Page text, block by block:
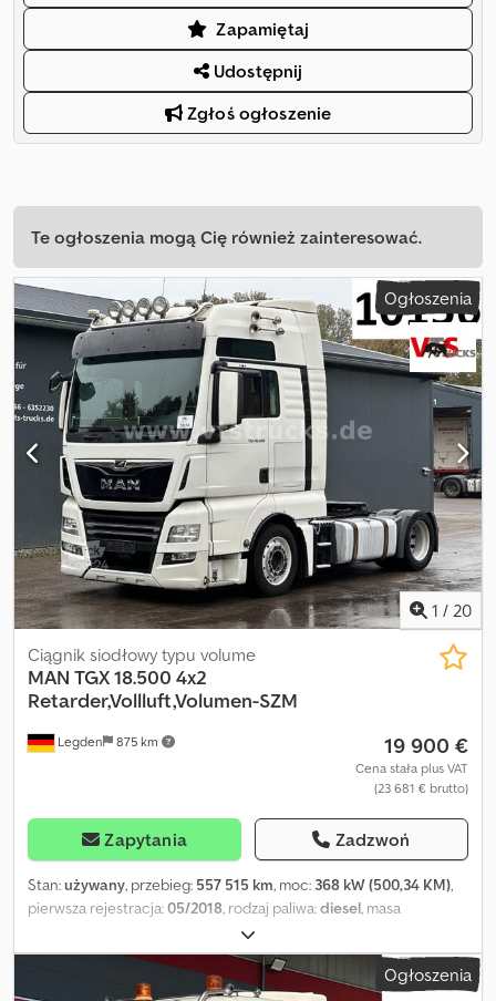
Zapamiętaj
Udostępnij
Zgłoś ogłoszenie
Te ogłoszenia mogą Cię również zainteresować.
Ogłoszenia
1 / 20
Legden 875 km
Ciągnik siodłowy typu volume
MAN TGX 18.500 4x2
Retarder,Vollluft,Volumen-SZM
19 900 €
Cena stała plus VAT
(23 681 € brutto)
Zapytania Zadzwoń
Stan:używany, przebieg: 557 515 km, moc: 368 kW (500,34 KM),
pierwsza rejestracja:05/2018 , rodzaj paliwa:diesel , masa
, konfiguracja osi:
(TÜV):11/2024, hamulce:retarder, kolor:biały, typ przekładni:
, klasa emisji:Euro 6 , Wyposażenie:
ABS,Ogłoszenia